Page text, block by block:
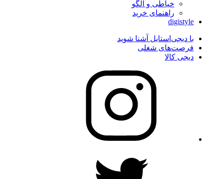
خیاطی و الگو
راهنمای خرید
digistyle
با دیجی‌استایل آشنا شوید
فرصت‌های شغلی
دیجی کالا